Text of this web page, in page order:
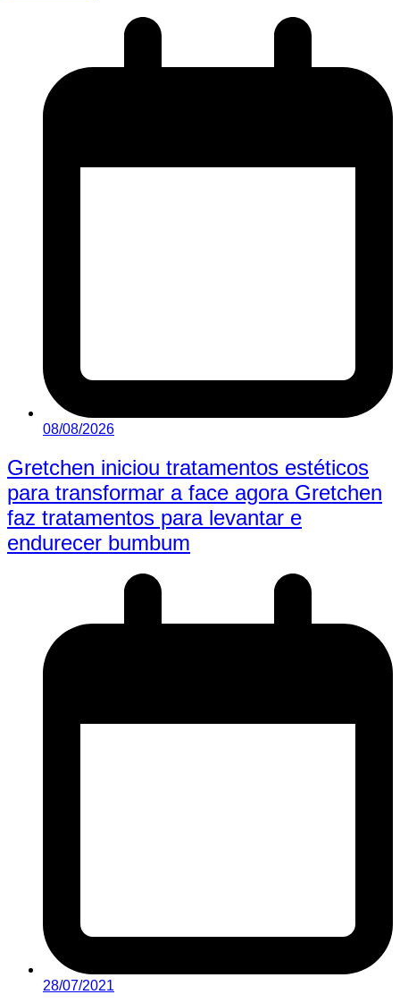
08/08/2026
Gretchen iniciou tratamentos estéticos
para transformar a face agora Gretchen
faz tratamentos para levantar e
endurecer bumbum
28/07/2021